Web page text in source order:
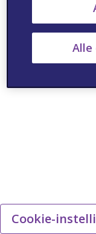
Cookie-
Alle